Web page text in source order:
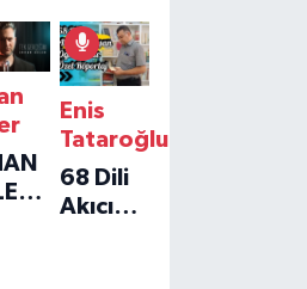
Enis
Tataroğlu
68 Dili
Akıcı